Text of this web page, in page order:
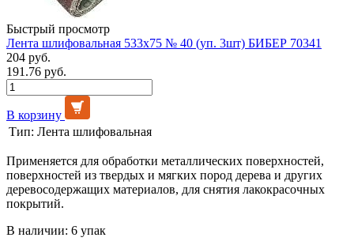
Быстрый просмотр
Лента шлифовальная 533х75 № 40 (уп. 3шт) БИБЕР 70341
204 руб.
191.76 руб.
В корзину
Тип: Лента шлифовальная
Применяется для обработки металлических поверхностей,
поверхностей из твердых и мягких пород дерева и других
деревосодержащих материалов, для снятия лакокрасочных
покрытий.
В наличии: 6 упак